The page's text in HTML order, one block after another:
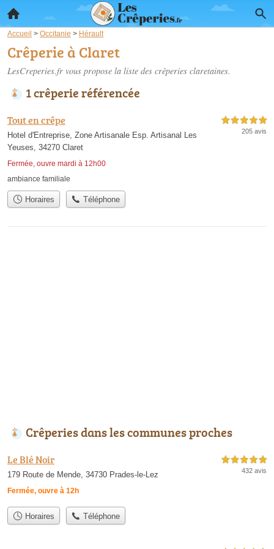
Accueil > Occitanie > Hérault
Crêperie à Claret
LesCreperies.fr vous propose la liste des crêperies claretaines.
1 crêperie référencée
Tout en crêpe
Hotel d'Entreprise, Zone Artisanale Esp. Artisanal Les
Yeuses, 34270 Claret
Fermée, ouvre mardi à 12h00
5,0 étoiles sur 5
205 avis
ambiance familiale
Horaires Téléphone
Crêperies dans les communes proches
Le Blé Noir
179 Route de Mende, 34730 Prades-le-Lez
Fermée, ouvre à 12h
5,0 étoiles sur 5
432 avis
Horaires Téléphone